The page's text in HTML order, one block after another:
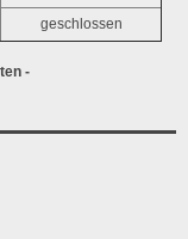
geschlossen
-